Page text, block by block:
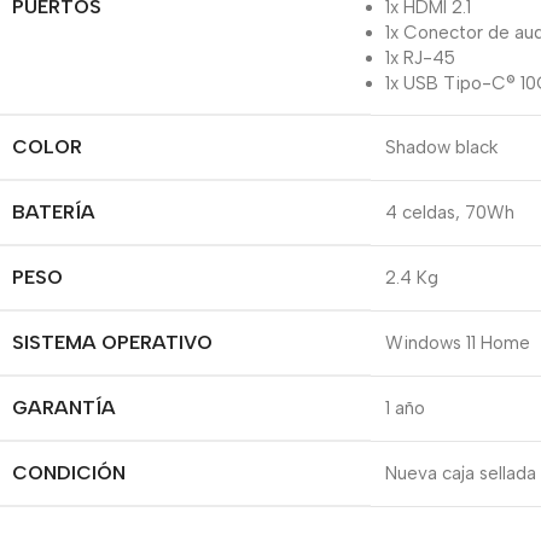
PUERTOS
1x HDMI 2.1
1x Conector de
1x RJ-45
1x USB Tipo-C®
COLOR Shadow black
BATERÍA 4 celdas, 70Wh
PESO 2.4 Kg
SISTEMA OPERATIVO Windows 11 Home
GARANTÍA 1 año
CONDICIÓN Nueva caja sellada